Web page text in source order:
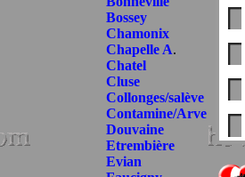
Bossey
Chamonix
Chapelle A.
Chatel
Cluse
Collonges/salève
Contamine/Arve
Douvaine
Etrembière
Evian